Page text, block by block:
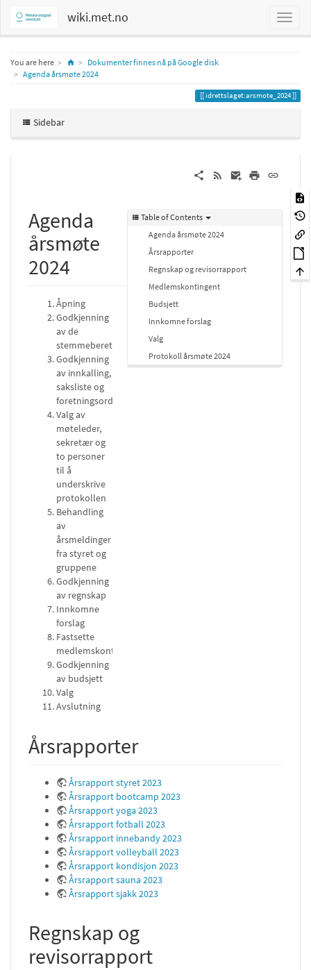
wiki.met.no
You are here HomeDokumenter finnes nå på Google disk
Agenda årsmøte 2024
idrettslaget:arsmote_2024
Sidebar
Table of Contents
Agenda årsmøte 2024
Årsrapporter
Regnskap og revisorrapport
Medlemskontingent
Budsjett
Innkomne forslag
Valg
Protokoll årsmøte 2024
Agenda
årsmøte
2024
Åpning
Godkjenning
av de
stemmeberettige
Godkjenning
av innkalling,
saksliste og
foretningsorden
Valg av
møteleder,
sekretær og
to personer
til å
underskrive
protokollen
Behandling
av
årsmeldinger
fra styret og
gruppene
Godkjenning
av regnskap
Innkomne
forslag
Fastsette
medlemskontingent
Godkjenning
av budsjett
Valg
Avslutning
Årsrapporter
Årsrapport styret 2023
Årsrapport bootcamp 2023
Årsrapport yoga 2023
Årsrapport fotball 2023
Årsrapport innebandy 2023
Årsrapport volleyball 2023
Årsrapport kondisjon 2023
Årsrapport sauna 2023
Årsrapport sjakk 2023
Regnskap og
revisorrapport